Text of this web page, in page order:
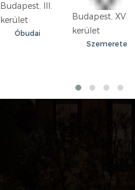
Budapest, III.
kerület
Óbudai
Budapest, XVIII.
kerület
Szemeretelep